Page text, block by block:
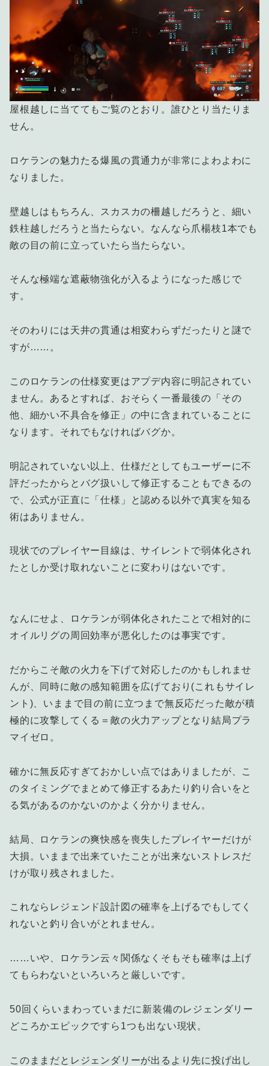
屋根越しに当ててもご覧のとおり。誰ひとり当たりま
せん。
ロケランの魅力たる爆風の貫通力が非常によわよわに
なりました。
壁越しはもちろん、スカスカの柵越しだろうと、細い
鉄柱越しだろうと当たらない。なんなら爪楊枝1本でも
敵の目の前に立っていたら当たらない。
そんな極端な遮蔽物強化が入るようになった感じで
す。
そのわりには天井の貫通は相変わらずだったりと謎で
すが……。
このロケランの仕様変更はアプデ内容に明記されてい
ません。あるとすれば、おそらく一番最後の「その
他、細かい不具合を修正」の中に含まれていることに
なります。それでもなければバグか。
明記されていない以上、仕様だとしてもユーザーに不
評だったからとバグ扱いして修正することもできるの
で、公式が正直に「仕様」と認める以外で真実を知る
術はありません。
現状でのプレイヤー目線は、サイレントで弱体化され
たとしか受け取れないことに変わりはないです。
なんにせよ、ロケランが弱体化されたことで相対的に
オイルリグの周回効率が悪化したのは事実です。
だからこそ敵の火力を下げて対応したのかもしれませ
んが、同時に敵の感知範囲を広げており(これもサイレ
ント)、いままで目の前に立つまで無反応だった敵が積
極的に攻撃してくる＝敵の火力アップとなり結局プラ
マイゼロ。
確かに無反応すぎておかしい点ではありましたが、こ
のタイミングでまとめて修正するあたり釣り合いをと
る気があるのかないのかよく分かりません。
結局、ロケランの爽快感を喪失したプレイヤーだけが
大損。いままで出来ていたことが出来ないストレスだ
けが取り残されました。
これならレジェンド設計図の確率を上げるでもしてく
れないと釣り合いがとれません。
……いや、ロケラン云々関係なくそもそも確率は上げ
てもらわないといろいろと厳しいです。
50回くらいまわっていまだに新装備のレジェンダリー
どころかエピックですら1つも出ない現状。
このままだとレジェンダリーが出るより先に投げ出し